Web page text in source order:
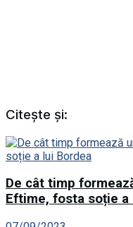
Citește și:
De cât timp
Eftime, fosta soție a